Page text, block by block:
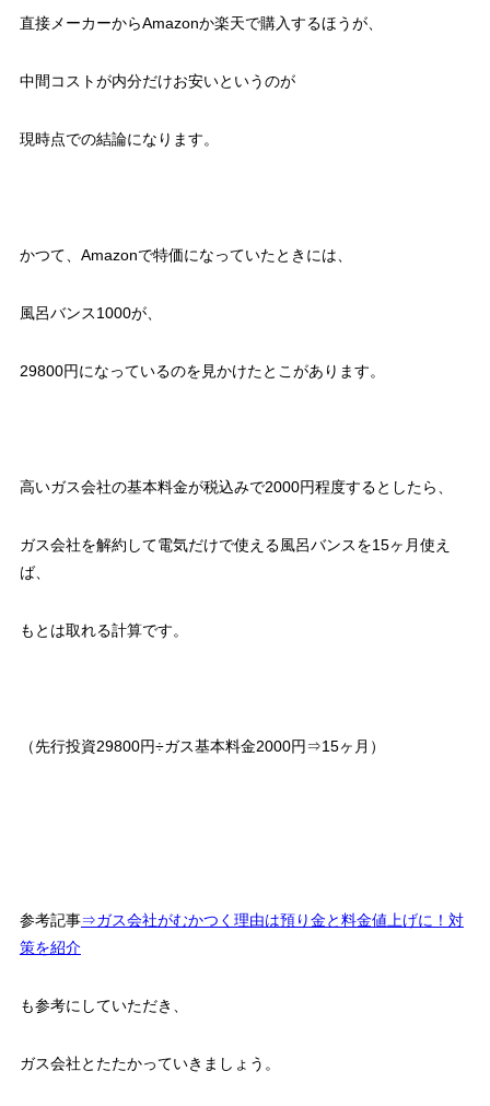
直接メーカーからAmazonか楽天で購入するほうが、
中間コストが内分だけお安いというのが
現時点での結論になります。
かつて、Amazonで特価になっていたときには、
風呂バンス1000が、
29800円になっているのを見かけたとこがあります。
高いガス会社の基本料金が税込みで2000円程度するとしたら、
ガス会社を解約して電気だけで使える風呂バンスを15ヶ月使え
ば、
もとは取れる計算です。
（先行投資29800円÷ガス基本料金2000円⇒15ヶ月）
参考記事⇒ガス会社がむかつく理由は預り金と料金値上げに！対
策を紹介
も参考にしていただき、
ガス会社とたたかっていきましょう。